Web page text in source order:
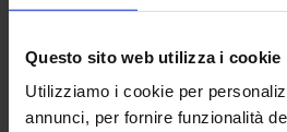
Questo sito web utilizza i cookie
Utilizziamo i cookie per
annunci, per fornire funzionalità
Lampada : led